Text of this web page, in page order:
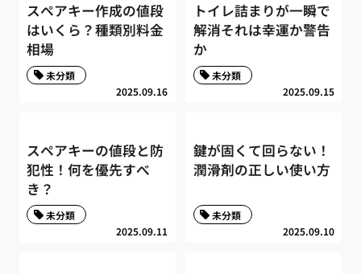
スペアキー作成の値段
はいくら？種類別料金
相場
2025.09.16
未分類
トイレ詰まりが一瞬で
解消それは幸運か警告
か
2025.09.15
未分類
スペアキーの値段と防
犯性！何を優先すべ
き？
2025.09.11
未分類
鍵が固くて回らない！
潤滑剤の正しい使い方
2025.09.10
未分類